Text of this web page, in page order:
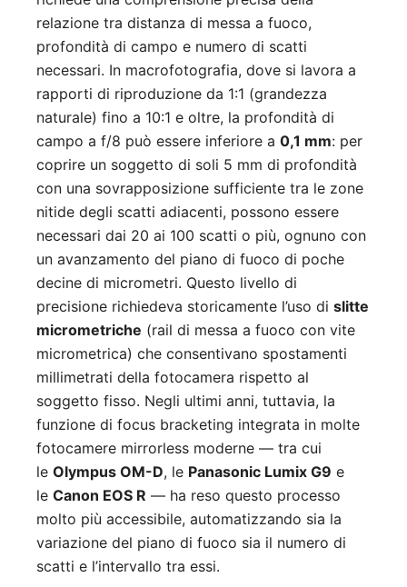
relazione tra distanza di messa a fuoco,
profondità di campo e numero di scatti
necessari. In macrofotografia, dove si lavora a
rapporti di riproduzione da 1:1 (grandezza
naturale) fino a 10:1 e oltre, la profondità di
campo a f/8 può essere inferiore a 0,1 mm: per
coprire un soggetto di soli 5 mm di profondità
con una sovrapposizione sufficiente tra le zone
nitide degli scatti adiacenti, possono essere
necessari dai 20 ai 100 scatti o più, ognuno con
un avanzamento del piano di fuoco di poche
decine di micrometri. Questo livello di
precisione richiedeva storicamente l’uso di slitte
micrometriche (rail di messa a fuoco con vite
micrometrica) che consentivano spostamenti
millimetrati della fotocamera rispetto al
soggetto fisso. Negli ultimi anni, tuttavia, la
funzione di focus bracketing integrata in molte
fotocamere mirrorless moderne — tra cui
le Olympus OM-D, le Panasonic Lumix G9 e
le Canon EOS R — ha reso questo processo
molto più accessibile, automatizzando sia la
variazione del piano di fuoco sia il numero di
scatti e l’intervallo tra essi.